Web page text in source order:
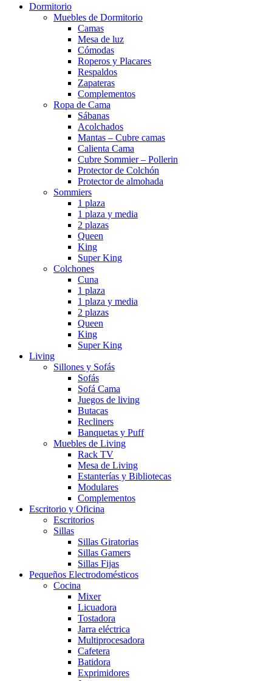
Dormitorio
Muebles de Dormitorio
Camas
Mesa de luz
Cómodas
Roperos y Placares
Respaldos
Zapateras
Complementos
Ropa de Cama
Sábanas
Acolchados
Mantas – Cubre camas
Calienta Cama
Cubre Sommier – Pollerin
Protector de Colchón
Protector de almohada
Sommiers
1 plaza
1 plaza y media
2 plazas
Queen
King
Super King
Colchones
Cuna
1 plaza
1 plaza y media
2 plazas
Queen
King
Super King
Living
Sillones y Sofás
Sofás
Sofá Cama
Juegos de living
Butacas
Recliners
Banquetas y Puff
Muebles de Living
Rack TV
Mesa de Living
Estanterías y Bibliotecas
Modulares
Complementos
Escritorio y Oficina
Escritorios
Sillas
Sillas Giratorias
Sillas Gamers
Sillas Fijas
Pequeños Electrodomésticos
Cocina
Mixer
Licuadora
Tostadora
Jarra eléctrica
Multiprocesadora
Cafetera
Batidora
Exprimidores